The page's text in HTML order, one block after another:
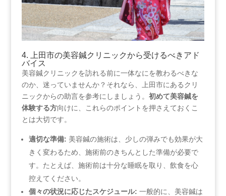
4. ⁢上田市の美容鍼クリニックから受けるべきアド
バイス
美容鍼クリニックを訪れる前に一体なにを教わるべきな
のか、迷っていませんか？それなら、上田市にあるクリ
ニックからの助言を参考にしましょう。 初めて美容鍼を
体験する方向けに、これらのポイントを押さえておくこ
とは大切です。
適切な準備: 美容鍼の施術は、少しの弾みでも効果が大
きく変わるため、施術前のきちんとした準備が必要で
す。たとえば、施術前は十分な睡眠を取り、飲食を心
控えてください。
個々の状況に応じたスケジュール: 一般的に、美容鍼は